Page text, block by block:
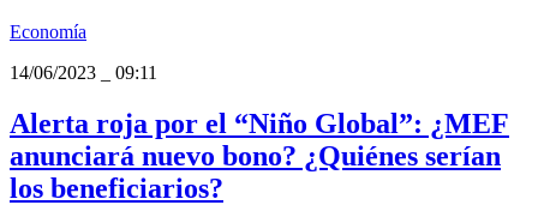
Economía
14/06/2023
09:11
Alerta roja por el “Niño Global”: ¿MEF
anunciará nuevo bono? ¿Quiénes serían
los beneficiarios?